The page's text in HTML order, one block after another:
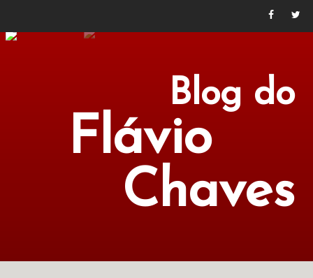
Blog do
Flávio
Chaves